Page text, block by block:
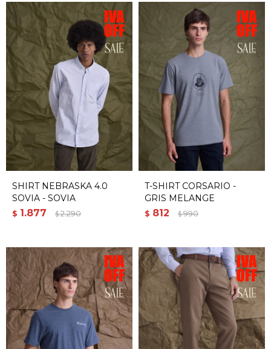
SHIRT NEBRASKA 4.0
SOVIA - SOVIA
$ 1.877 $ 2.290
T-SHIRT CORSARIO -
GRIS MELANGE
$ 812 $ 990